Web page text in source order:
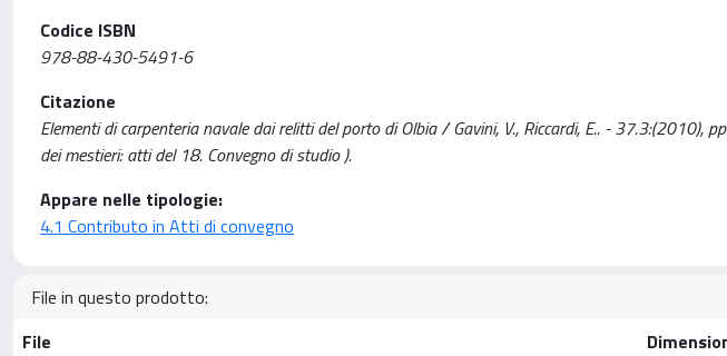
Codice ISBN
978-88-430-5491-6
Citazione
Elementi di carpenteria navale dai relitti del porto di Olbia / Gavini, V., Riccardi, E.. - 37.3:(2010),
dei mestieri: atti del 18. Convegno di studio ).
Appare nelle tipologie:
4.1 Contributo in Atti di convegno
File in questo prodotto:
File